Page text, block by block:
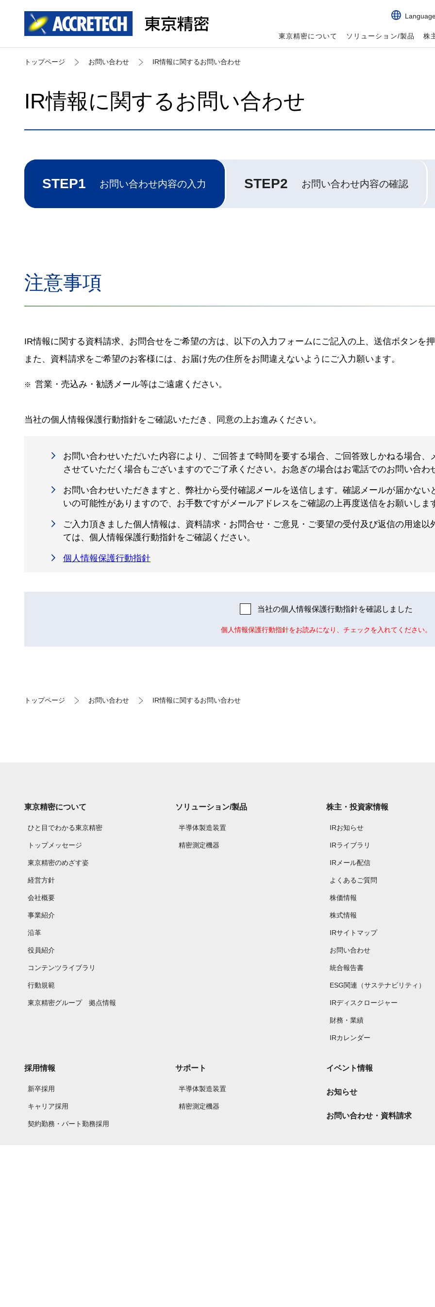
東京精密について ソリューション/製品 株
トップページ お問い合わせ IR情報に関するお問い合わせ
IR情報に関するお問い合わせ
STEP1 お問い合わせ内容の入力 STEP2 お問い合わせ内容の確認
注意事項
IR情報に関する資料請求、お問合せをご希望の方は、以下の入力フォームにご記入の上、送信ボタンを押
また、資料請求をご希望のお客様には、お届け先の住所をお間違えないようにご入力願います。
※ 営業・売込み・勧誘メール等はご遠慮ください。
当社の個人情報保護行動指針をご確認いただき、同意の上お進みください。
お問い合わせいただいた内容により、ご回答まで時間を要する場合、ご回答致しかねる場合
させていただく場合もございますのでご了承ください。お急ぎの場合はお電話でのお問い合わ
お問い合わせいただきますと、弊社から受付確認メールを送信します。確認メールが届かな
いの可能性がありますので、お手数ですがメールアドレスをご確認の上再度送信をお願いしま
ご入力頂きました個人情報は、資料請求・お問合せ・ご意見・ご要望の受付及び返信の用途
ては、個人情報保護行動指針をご確認ください。
個人情報保護行動指針
当社の個人情報保護行動指針を確認しました
個人情報保護行動指針をお読みになり、チェックを入れてください。
トップページ お問い合わせ IR情報に関するお問い合わせ
東京精密について
ひと目でわかる東京精密
トップメッセージ
東京精密のめざす姿
経営方針
会社概要
事業紹介
沿革
役員紹介
コンテンツライブラリ
行動規範
東京精密グループ 拠点情報
ソリューション/製品
半導体製造装置
精密測定機器
株主・投資家情報
IRお知らせ
IRライブラリ
IRメール配信
よくあるご質問
株価情報
株式情報
IRサイトマップ
お問い合わせ
統合報告書
ESG関連（サステナビリティ）
IRディスクロージャー
財務・業績
IRカレンダー
採用情報
新卒採用
キャリア採用
契約勤務・パート勤務採用
サポート
半導体製造装置
精密測定機器
イベント情報
お知らせ
お問い合わせ・資料請求